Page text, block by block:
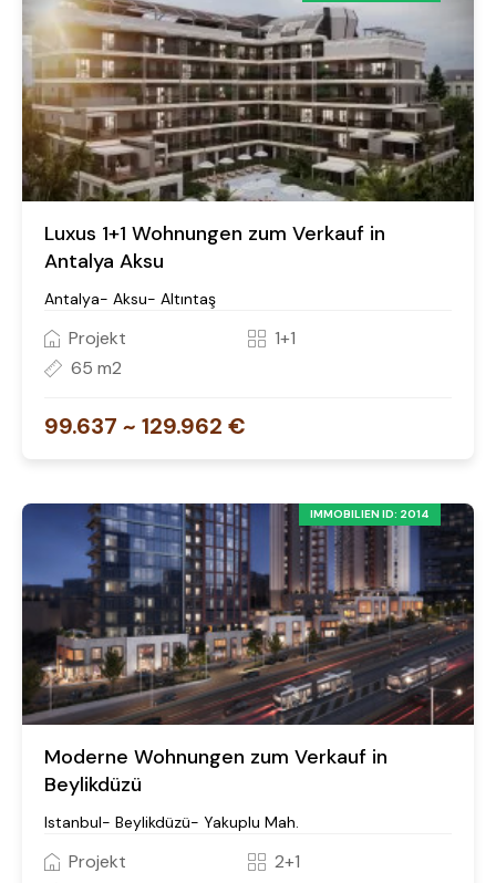
Luxus 1+1 Wohnungen zum Verkauf in
Antalya Aksu
Antalya- Aksu- Altıntaş
Projekt
1+1
65 m2
99.637 ~ 129.962 €
IMMOBILIEN ID: 2014
Moderne Wohnungen zum Verkauf in
Beylikdüzü
Istanbul- Beylikdüzü- Yakuplu Mah.
Projekt
2+1